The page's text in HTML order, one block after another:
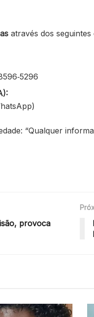
através dos seguintes
“Qualquer
provoca